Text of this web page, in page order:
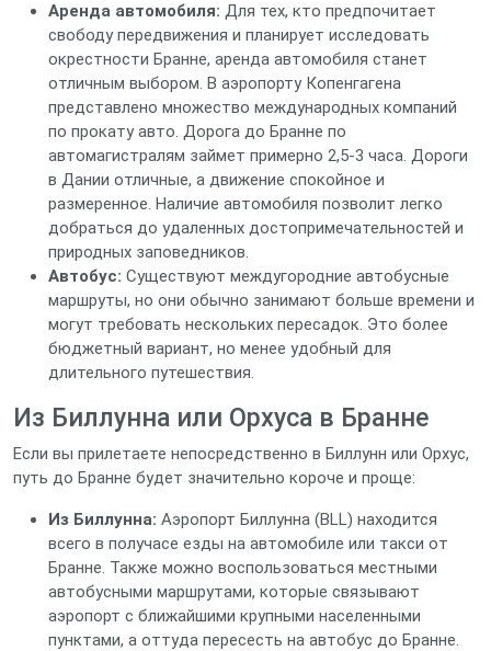
Аренда автомобиля: Для тех, кто предпочитает
свободу передвижения и планирует исследовать
окрестности Бранне, аренда автомобиля станет
отличным выбором. В аэропорту Копенгагена
представлено множество международных компаний
по прокату авто. Дорога до Бранне по
автомагистралям займет примерно 2,5-3 часа. Дороги
в Дании отличные, а движение спокойное и
размеренное. Наличие автомобиля позволит легко
добраться до удаленных достопримечательностей и
природных заповедников.
Автобус: Существуют междугородние автобусные
маршруты, но они обычно занимают больше времени и
могут требовать нескольких пересадок. Это более
бюджетный вариант, но менее удобный для
длительного путешествия.
Из Биллунна или Орхуса в Бранне
Если вы прилетаете непосредственно в Биллунн или Орхус,
путь до Бранне будет значительно короче и проще:
Из Биллунна: Аэропорт Биллунна (BLL) находится
всего в получасе езды на автомобиле или такси от
Бранне. Также можно воспользоваться местными
автобусными маршрутами, которые связывают
аэропорт с ближайшими крупными населенными
пунктами, а оттуда пересесть на автобус до Бранне.